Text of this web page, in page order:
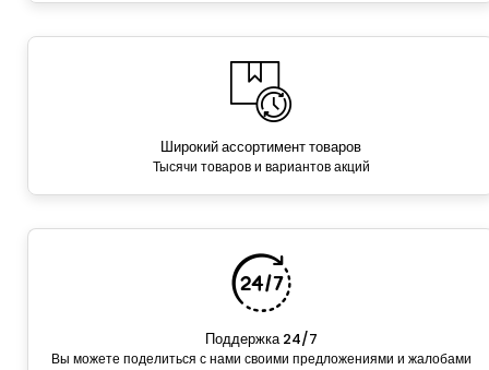
Широкий ассортимент товаров
Тысячи товаров и вариантов акций
Поддержка 24/7
Вы можете поделиться с нами своими предложениями и жалобами